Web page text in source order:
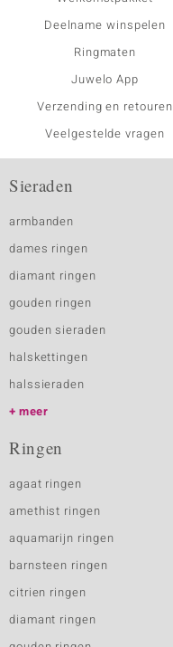
Deelname winspelen
Ringmaten
Juwelo App
Verzending en retouren
Veelgestelde vragen
Sieraden
armbanden
dames ringen
diamant ringen
gouden ringen
gouden sieraden
halskettingen
halssieraden
meer
Ringen
agaat ringen
amethist ringen
aquamarijn ringen
barnsteen ringen
citrien ringen
diamant ringen